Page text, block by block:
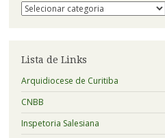
Publicações
relacionadas
Lista de Links
Arquidiocese de Curitiba
CNBB
Inspetoria Salesiana